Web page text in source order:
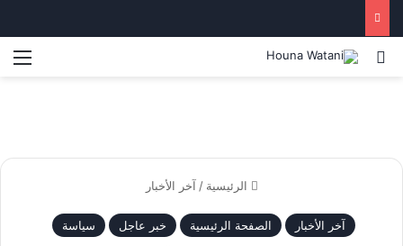
بحث عن
الرئيسية / آخر الأخبار
آخر الأخبار الصفحة الرئيسية خبر عاجل سياسة